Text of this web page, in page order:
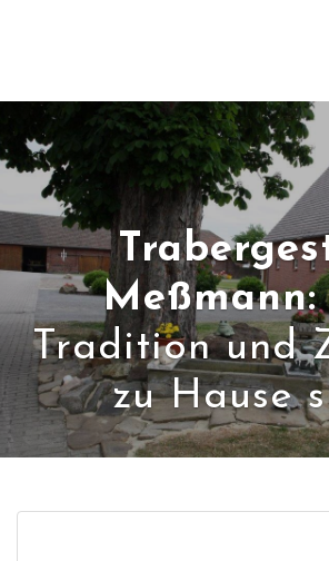
Meßmann:
Tradition und
zu Hause